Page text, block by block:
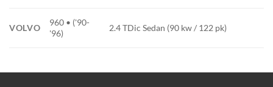
VOLVO
960 • ('90-
'96)
2.4 TDic Sedan (90 kw / 122 pk)